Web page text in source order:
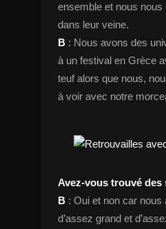
ensemble et nous
dans leur veine.
B : Nous avons des
à un festival en Grèce
teuf alors que nous,
à voir avec notre
Avez-vous trouvé
B : Oui et non car
d’assez grand et